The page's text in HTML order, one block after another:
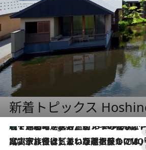
新着トピックス
2 Hours Ago
【トンボの足水浴】ヒノキの香りに包まれて涼感マックス！約13℃の湧水かけ流しを避暑地「星野温泉 トンボの湯」で体験
2026.7.31
【ホテル帰省】という選択肢をOMOが提案。家族とほどよい距離を保つには「昼は実家、夜は気兼ねなくホテルで